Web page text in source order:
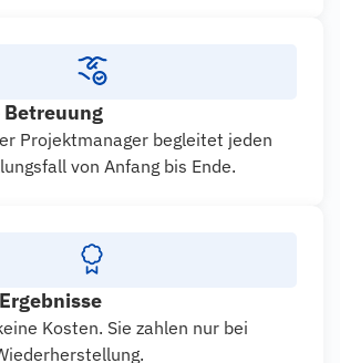
Projektmanager begleitet jeden
von Anfang bis Ende.
Kosten. Sie zahlen nur bei